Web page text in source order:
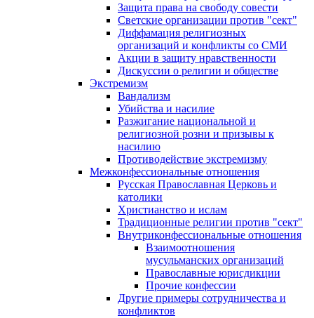
Защита права на свободу совести
Светские организации против "сект"
Диффамация религиозных
организаций и конфликты со СМИ
Акции в защиту нравственности
Дискуссии о религии и обществе
Экстремизм
Вандализм
Убийства и насилие
Разжигание национальной и
религиозной розни и призывы к
насилию
Противодействие экстремизму
Межконфессиональные отношения
Русская Православная Церковь и
католики
Христианство и ислам
Традиционные религии против "сект"
Внутриконфессиональные отношения
Взаимоотношения
мусульманских организаций
Православные юрисдикции
Прочие конфессии
Другие примеры сотрудничества и
конфликтов